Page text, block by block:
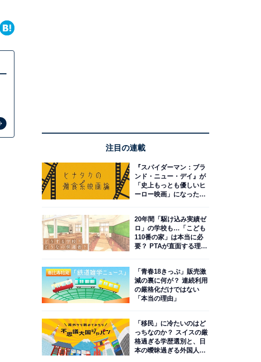
注目の連載
『スパイダーマン：ブラ
ンド・ニュー・デイ』が
「史上もっとも優しいヒ
ーロー映画」になった理
20年間「駆け込み実績ゼ
ロ」の学校も…「こども
110番の家」は本当に必
要？ PTAが直面する理想
「青春18きっぷ」販売激
減の裏に何が？ 連続利用
の厳格化だけではない
「本当の理由」
「移民」に冷たいのはど
っちなのか？ スイスの厳
格過ぎる学歴選別と、日
本の曖昧過ぎる外国人政